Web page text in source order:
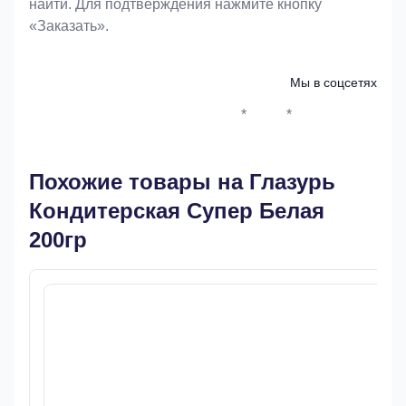
найти. Для подтверждения нажмите кнопку
«Заказать».
Мы в соцсетях
* *
Похожие товары на Глазурь
Кондитерская Супер Белая
200гр